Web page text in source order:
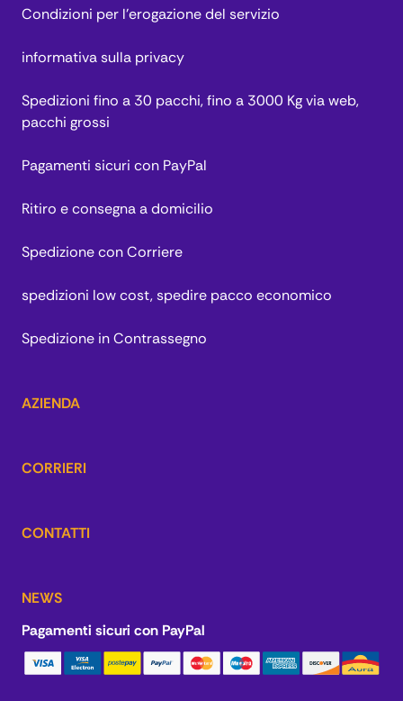
Condizioni per l’erogazione del servizio
informativa sulla privacy
Spedizioni fino a 30 pacchi, fino a 3000 Kg via web,
pacchi grossi
Pagamenti sicuri con PayPal
Ritiro e consegna a domicilio
Spedizione con Corriere
spedizioni low cost, spedire pacco economico
Spedizione in Contrassegno
AZIENDA
CORRIERI
CONTATTI
NEWS
Pagamenti sicuri con PayPal